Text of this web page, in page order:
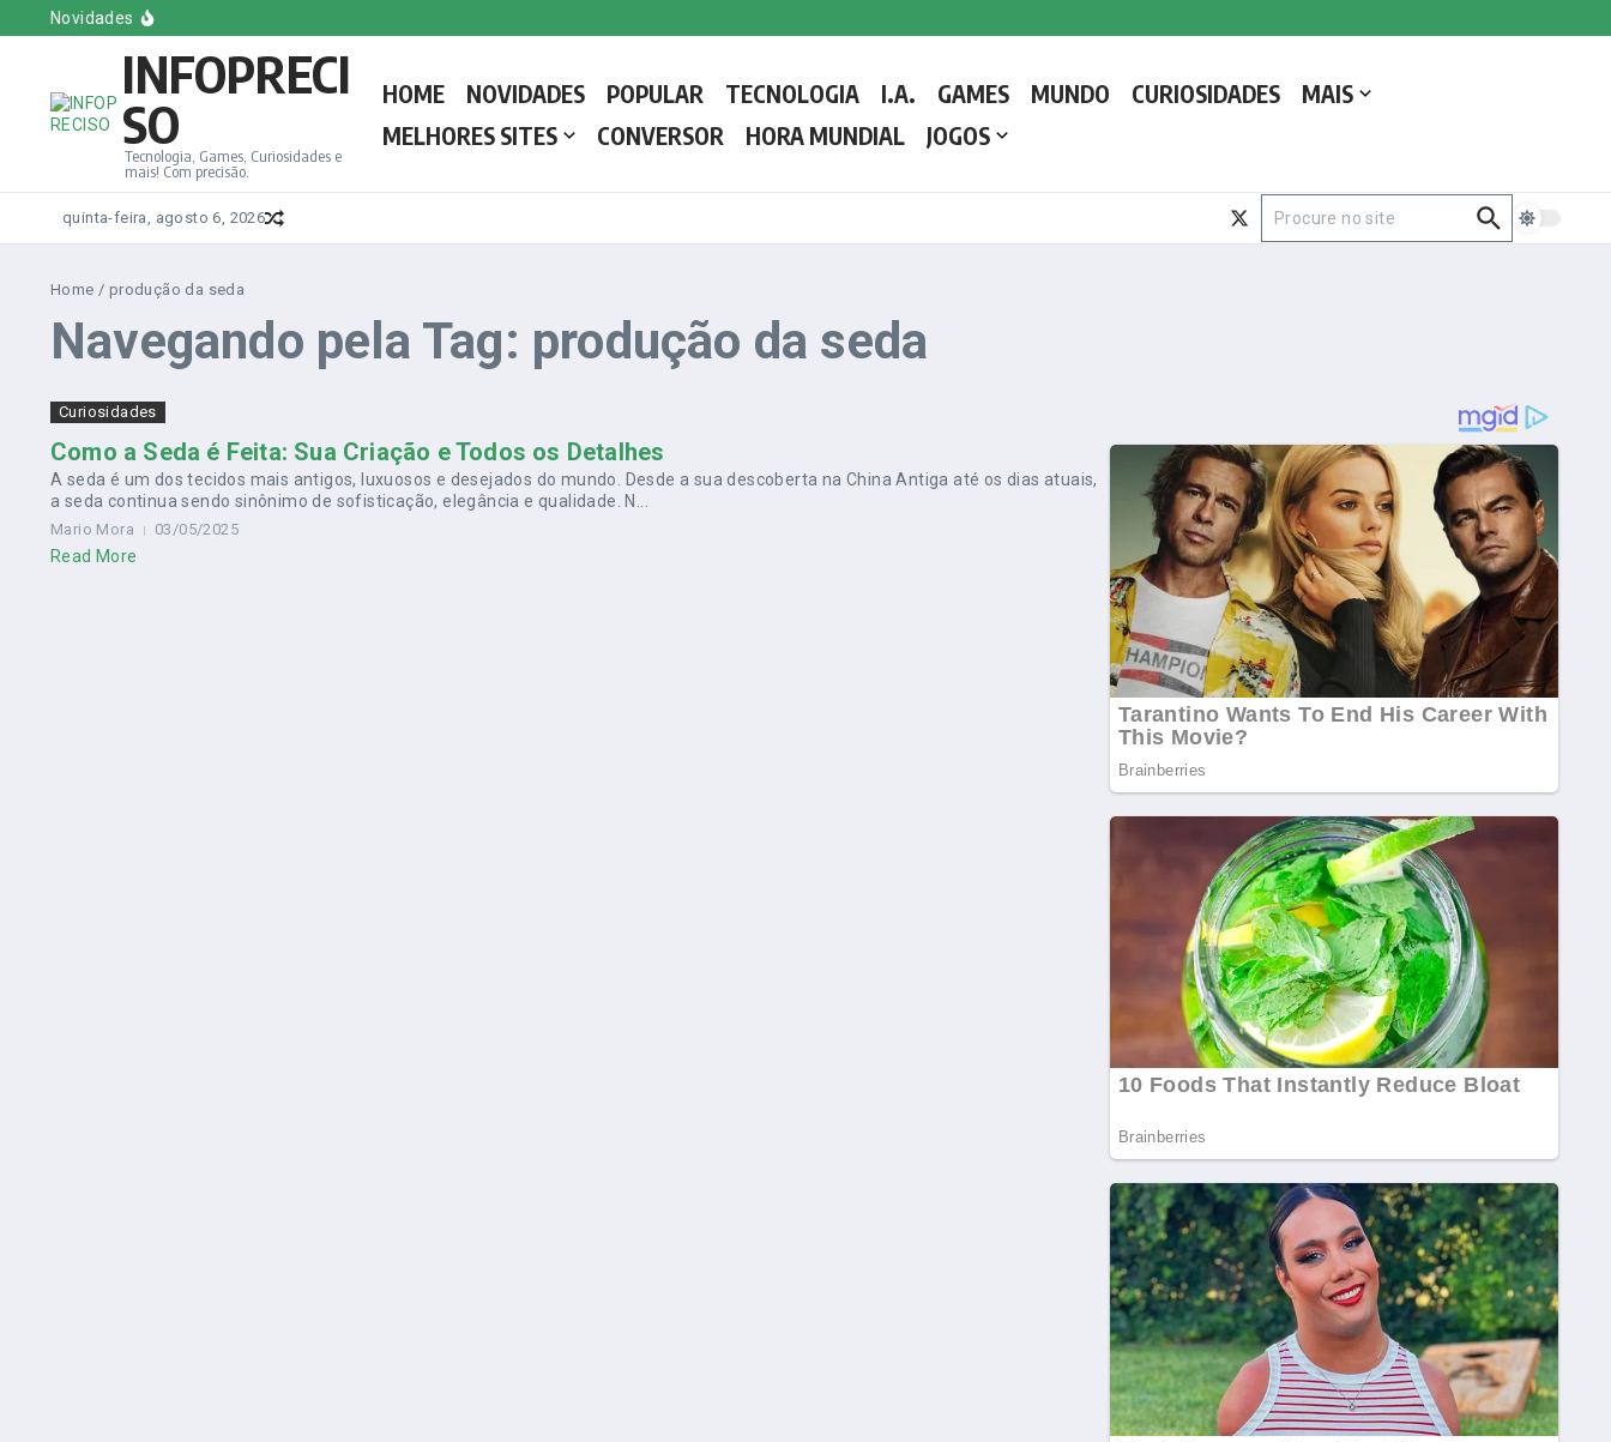
Ir para o conteúdo
Novidades
Conheça o Novo Papa Leão XIV, o Primeiro Americano a Liderar a Igreja Católica
Melhores Sites e Blogs de Games do Brasil
Melhores sites e Blogs de Tecnologia em Espanhol
Saiba tudo sobre a votação do novo Papa: Regras, detalhes e como o Conclave decide o próximo líder da Igreja Católica
INFOPRECI
SO
Tecnologia, Games, Curiosidades e
mais! Com precisão.
HOME NOVIDADES POPULAR TECNOLOGIA I.A. GAMES MUNDO CURIOSIDADES
MAIS
MELHORES SITES
CONVERSOR HORA MUNDIAL JOGOS
quinta-feira, agosto 6, 2026
Home / produção da seda
Navegando pela Tag: produção da seda
Curiosidades
Como a Seda é Feita: Sua Criação e Todos os Detalhes
A seda é um dos tecidos mais antigos, luxuosos e desejados do mundo. Desde a sua descoberta na China Antiga até os dias atuais,
a seda continua sendo sinônimo de sofisticação, elegância e qualidade. N...
Mario Mora 03/05/2025
Read More